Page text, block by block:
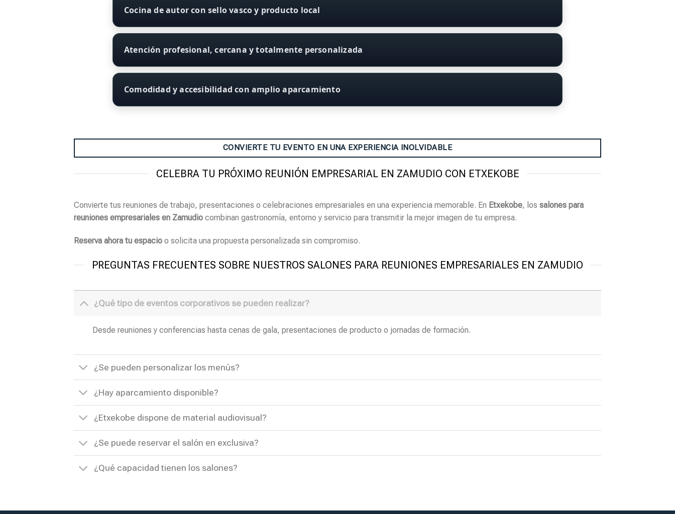
Cocina de autor con sello vasco y producto local
Atención profesional, cercana y totalmente personalizada
Comodidad y accesibilidad con amplio aparcamiento
CONVIERTE TU EVENTO EN UNA EXPERIENCIA INOLVIDABLE
CELEBRA TU PRÓXIMO REUNIÓN EMPRESARIAL EN ZAMUDIO CON ETXEKOBE
Convierte tus reuniones de trabajo, presentaciones o celebraciones empresariales en una experiencia memorable. En Etxekobe, los salones para
reuniones empresariales en Zamudio combinan gastronomía, entorno y servicio para transmitir la mejor imagen de tu empresa.
Reserva ahora tu espacio o solicita una propuesta personalizada sin compromiso.
PREGUNTAS FRECUENTES SOBRE NUESTROS SALONES PARA REUNIONES EMPRESARIALES EN ZAMUDIO
¿Qué tipo de eventos corporativos se pueden realizar?
Desde reuniones y conferencias hasta cenas de gala, presentaciones de producto o jornadas de formación.
¿Se pueden personalizar los menús?
¿Hay aparcamiento disponible?
¿Etxekobe dispone de material audiovisual?
¿Se puede reservar el salón en exclusiva?
¿Qué capacidad tienen los salones?